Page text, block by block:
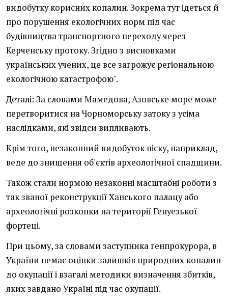
видобутку корисних копалин. Зокрема тут ідеться й
про порушення екологічних норм під час
будівництва транспортного переходу через
Керченську протоку. Згідно з висновками
українських учених, це все загрожує регіональною
екологічною катастрофою".
Деталі: За словами Мамедова, Азовське море може
перетворитися на Чорноморську затоку з усіма
наслідками, які звідси випливають.
Крім того, незаконний видобуток піску, наприклад,
веде до знищення об'єктів археологічної спадщини.
Також стали нормою незаконні масштабні роботи з
так званої реконструкції Ханського палацу або
археологічні розкопки на території Генуезької
фортеці.
При цьому, за словами заступника генпрокурора, в
України немає оцінки залишків природних копалин
до окупації і взагалі методики визначення збитків,
яких завдано Україні під час окупації.